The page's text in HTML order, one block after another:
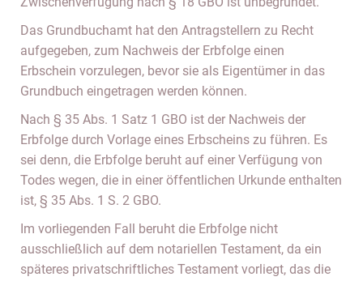
Das Grundbuchamt hat den Antragstellern zu Recht
aufgegeben, zum Nachweis der Erbfolge einen
Erbschein vorzulegen, bevor sie als Eigentümer in das
Grundbuch eingetragen werden können.
Nach § 35 Abs. 1 Satz 1 GBO ist der Nachweis der
Erbfolge durch Vorlage eines Erbscheins zu führen. Es
sei denn, die Erbfolge beruht auf einer Verfügung von
Todes wegen, die in einer öffentlichen Urkunde enthalten
ist, § 35 Abs. 1 S. 2 GBO.
Im vorliegenden Fall beruht die Erbfolge nicht
ausschließlich auf dem notariellen Testament, da ein
späteres privatschriftliches Testament vorliegt, das die